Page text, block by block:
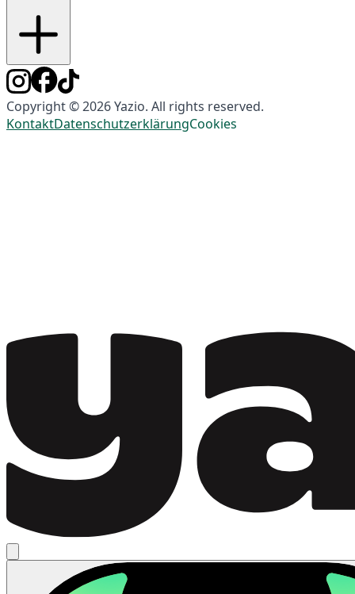
Copyright © 2026 Yazio. All rights reserved.
KontaktDatenschutzerklärungCookies